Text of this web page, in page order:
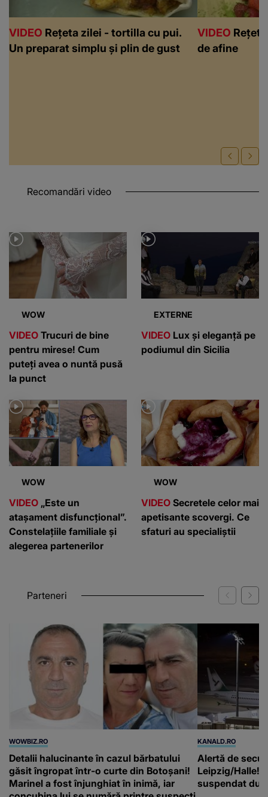
VIDEO Rețeta zilei - tortilla cu pui.
Un preparat simplu și plin de gust
VIDEO
de afine
Recomandări video
WOW
VIDEO Trucuri de bine
pentru mirese! Cum
puteți avea o nuntă pusă
la punct
EXTERNE
VIDEO Lux și eleganță pe
podiumul din Sicilia
WOW
VIDEO „Este un
atașament disfuncțional”.
Constelațiile familiale și
alegerea partenerilor
WOW
VIDEO Secretele celor mai
apetisante scovergi. Ce
sfaturi au specialiștii
Parteneri
WOWBIZ.RO
Detalii halucinante în cazul bărbatului
găsit îngropat într-o curte din Botoșani!
Marinel a fost înjunghiat în inimă, iar
KANALD.RO
Alertă de
Leipzig/Halle!
suspendat